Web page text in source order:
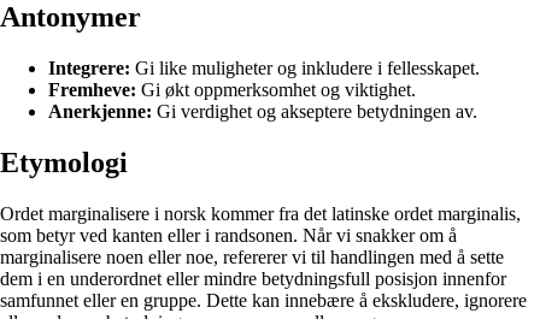
Antonymer
Integrere: Gi like muligheter og inkludere i fellesskapet.
Fremheve: Gi økt oppmerksomhet og viktighet.
Anerkjenne: Gi verdighet og akseptere betydningen av.
Etymologi
Ordet marginalisere i norsk kommer fra det latinske ordet marginalis,
som betyr ved kanten eller i randsonen. Når vi snakker om å
marginalisere noen eller noe, refererer vi til handlingen med å sette
dem i en underordnet eller mindre betydningsfull posisjon innenfor
samfunnet eller en gruppe. Dette kan innebære å ekskludere, ignorere